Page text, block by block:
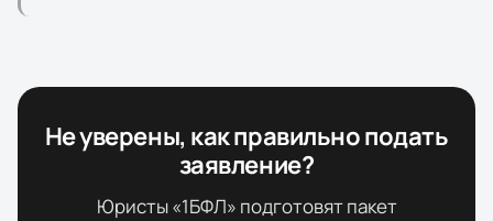
Не уверены, как правильно подать
заявление?
Юристы «1БФЛ» подготовят пакет